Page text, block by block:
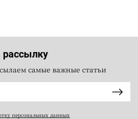
рассылку
самые важные статьи
персональных данных